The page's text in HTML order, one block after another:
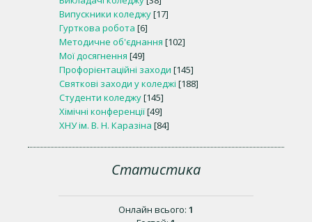
Випускники коледжу[17]
Гурткова робота [6]
Методичне об'єднання [102]
Мої досягнення [49]
Профорієнтаційні заходи [145]
Святкові заходи у коледжі [188]
Студенти коледжу[145]
Хімічні конференції[49]
ХНУ ім. В. Н. Каразіна [84]
Статистика
Онлайн всього: 1